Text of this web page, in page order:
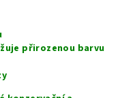
přirozenou barvu